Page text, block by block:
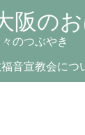
阪の
のつぶやき
音宣教会につ